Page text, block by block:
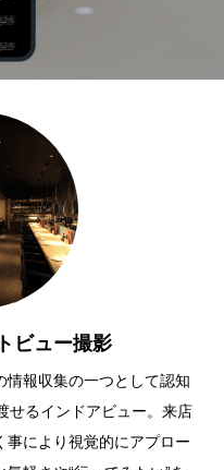
ビュー撮影
情報収集の一つとして認知
せるインドアビュー。来店
事により視覚的にアプロー